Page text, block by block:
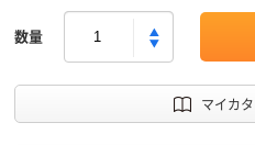
数量
マイカ